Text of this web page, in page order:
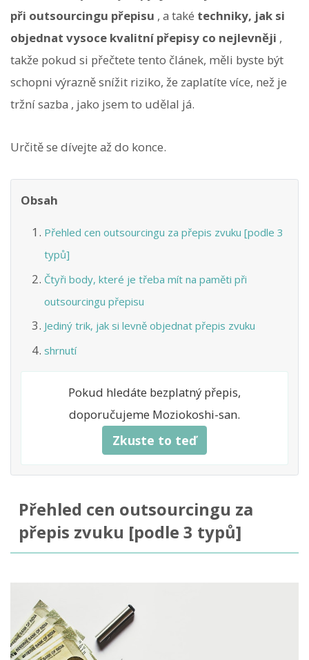
při outsourcingu přepisu , a také techniky, jak si
objednat vysoce kvalitní přepisy co nejlevněji ,
takže pokud si přečtete tento článek, měli byste být
schopni výrazně snížit riziko, že zaplatíte více, než je
tržní sazba , jako jsem to udělal já.
Určitě se dívejte až do konce.
Obsah
Přehled cen outsourcingu za přepis zvuku [podle 3
typů]
Čtyři body, které je třeba mít na paměti při
outsourcingu přepisu
Jediný trik, jak si levně objednat přepis zvuku
shrnutí
Pokud hledáte bezplatný přepis,
doporučujeme Moziokoshi-san.
Zkuste to teď
Přehled cen outsourcingu za
přepis zvuku [podle 3 typů]